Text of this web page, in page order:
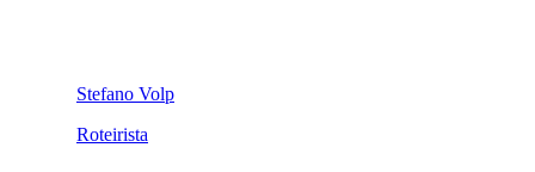
Stefano Volp
Roteirista